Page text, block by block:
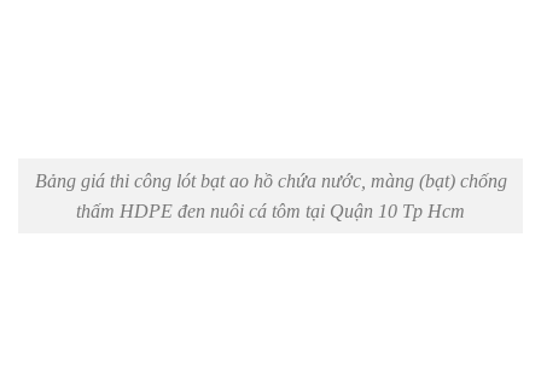
Bảng giá thi công lót bạt ao hồ chứa nước, màng (bạt) chống
thấm HDPE đen nuôi cá tôm tại Quận 10 Tp Hcm